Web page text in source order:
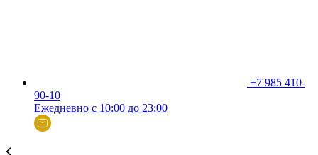
+7 985 410-
90-10
Ежедневно с 10:00 до 23:00